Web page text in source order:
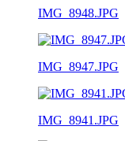
IMG_8948.JPG
IMG_8947.JPG
IMG_8941.JPG